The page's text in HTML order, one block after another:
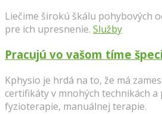
Liečime širokú škálu pohybových
pre ich upresnenie. Služby
Pracujú vo vašom tíme
Kphysio je hrdá na to, že má
certifikáty v mnohých technikách
fyzioterapie, manuálnej terapie.